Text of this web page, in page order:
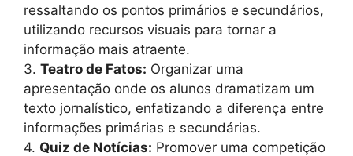
ressaltando os pontos primários e secundários,
utilizando recursos visuais para tornar a
informação mais atraente.
3. Teatro de Fatos: Organizar uma
apresentação onde os alunos dramatizam um
texto jornalístico, enfatizando a diferença entre
informações primárias e secundárias.
4. Quiz de Notícias: Promover uma competição